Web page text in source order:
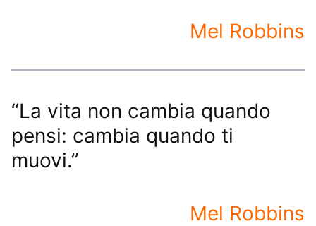
Mel Robbins
“La vita non cambia quando
pensi: cambia quando ti
muovi.”
Mel Robbins